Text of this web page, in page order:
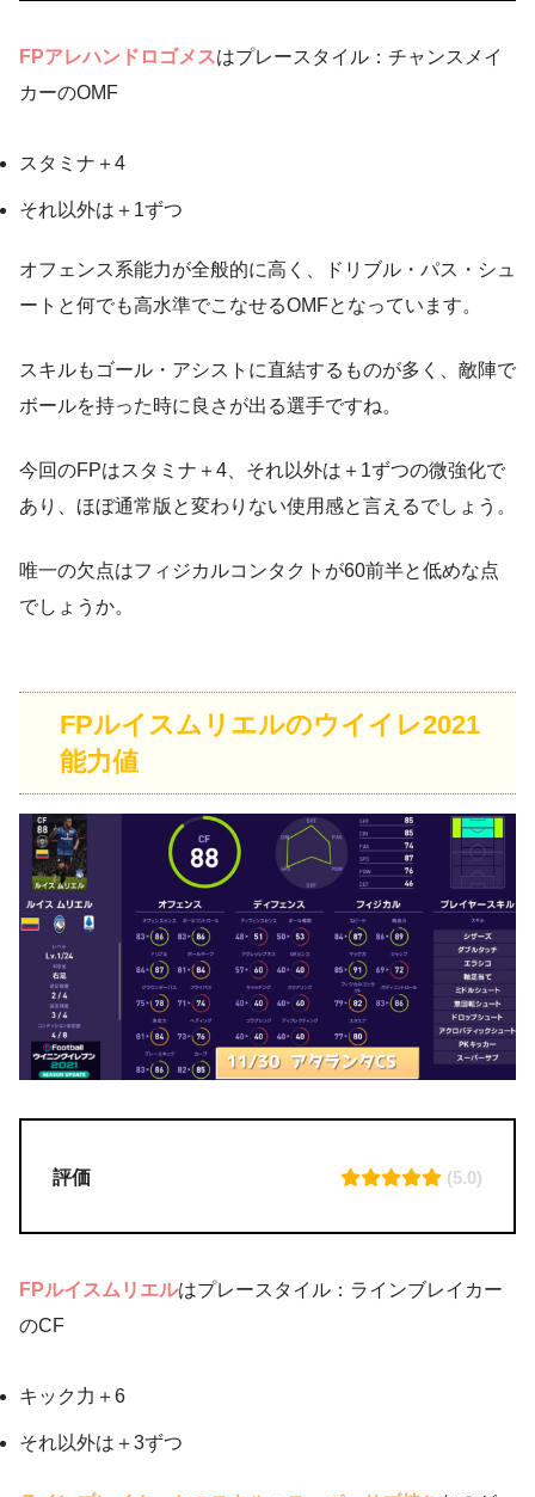
FPアレハンドロゴメスはプレースタイル：チャンスメイ
カーのOMF
スタミナ＋4
それ以外は＋1ずつ
オフェンス系能力が全般的に高く、ドリブル・パス・シュ
ートと何でも高水準でこなせるOMFとなっています。
スキルもゴール・アシストに直結するものが多く、敵陣で
ボールを持った時に良さが出る選手ですね。
今回のFPはスタミナ＋4、それ以外は＋1ずつの微強化で
あり、ほぼ通常版と変わりない使用感と言えるでしょう。
唯一の欠点はフィジカルコンタクトが60前半と低めな点
でしょうか。
FPルイスムリエルのウイイレ2021
能力値
評価 (5.0)
FPルイスムリエルはプレースタイル：ラインブレイカー
のCF
キック力＋6
それ以外は＋3ずつ